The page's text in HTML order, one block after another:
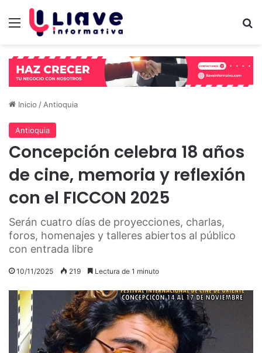
Menú
Inicio / Antioquia
Antioquia
Concepción celebra 18 años
de cine, memoria y reflexión
con el FICCON 2025
Serán cuatro días de proyecciones, charlas,
foros, homenajes y talleres abiertos al público
con entrada libre
10/11/2025 219 Lectura de 1 minuto